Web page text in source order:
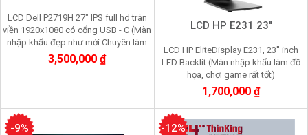
LCD Dell P2719H 27" IPS full hd tràn
viền 1920x1080 có cổng USB - C (Màn
nhập khẩu đẹp như mới.Chuyên làm
đồ họa, chơi game, nhìn lâu không
mỏi mắt
3,500,000 ₫
LCD HP E231 23''
LCD HP EliteDisplay E231, 23'' inch
LED Backlit (Màn nhập khẩu làm đồ
họa, chơi game rất tốt)
1,700,000 ₫
-9% -12%